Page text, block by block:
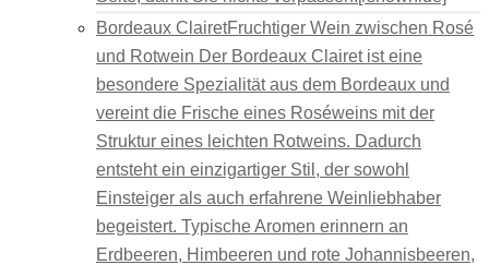
Bordeaux ClairetFruchtiger Wein zwischen Rosé
und Rotwein Der Bordeaux Clairet ist eine
besondere Spezialität aus dem Bordeaux und
vereint die Frische eines Roséweins mit der
Struktur eines leichten Rotweins. Dadurch
entsteht ein einzigartiger Stil, der sowohl
Einsteiger als auch erfahrene Weinliebhaber
begeistert. Typische Aromen erinnern an
Erdbeeren, Himbeeren und rote Johannisbeeren,